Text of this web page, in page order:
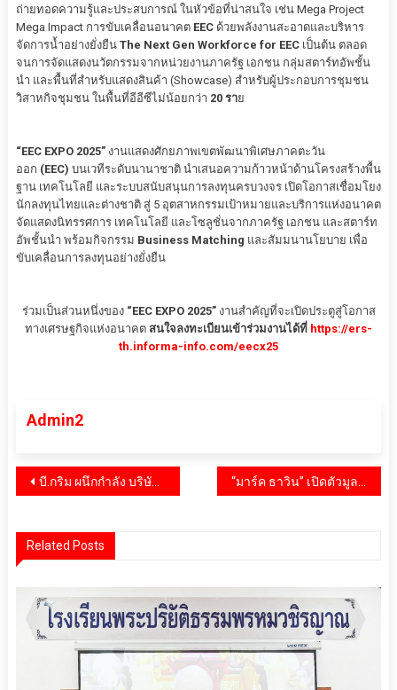
ถ่ายทอดความรู้และประสบการณ์ ในหัวข้อที่น่าสนใจ เช่น Mega Project
Mega Impact การขับเคลื่อนอนาคตEECด้วยพลังงานสะอาดและบริหาร
จัดการน้ำอย่างยั่งยืนThe Next Gen Workforce for EECเป็นต้น ตลอด
จนการจัดแสดงนวัตกรรมจากหน่วยงานภาครัฐ เอกชน กลุ่มสตาร์ทอัพชั้น
นำ และพื้นที่สำหรับแสดงสินค้า (Showcase) สำหรับผู้ประกอบการชุมชน
วิสาหกิจชุมชน ในพื้นที่อีอีซีไม่น้อยกว่า 20 ราย
“EEC EXPO 2025”งานแสดงศักยภาพเขตพัฒนาพิเศษภาคตะวัน
ออก (EEC) บนเวทีระดับนานาชาติ นำเสนอความก้าวหน้าด้านโครงสร้างพื้น
ฐาน เทคโนโลยี และระบบสนับสนุนการลงทุนครบวงจร เปิดโอกาสเชื่อมโยง
นักลงทุนไทยและต่างชาติ สู่ 5 อุตสาหกรรมเป้าหมายและบริการแห่งอนาคต
จัดแสดงนิทรรศการ เทคโนโลยี และโซลูชั่นจากภาครัฐ เอกชน และสตาร์ท
อัพชั้นนำ พร้อมกิจกรรม Business Matching และสัมมนานโยบาย เพื่อ
ขับเคลื่อนการลงทุนอย่างยั่งยืน
ร่วมเป็นส่วนหนึ่งของ“EEC EXPO 2025”งานสำคัญที่จะเปิดประตูสู่โอกาส
ทางเศรษฐกิจแห่งอนาคต สนใจลงทะเบียนเข้าร่วมงานได้ที่ https://ers-
th.informa-info.com/eecx25
Admin2
แนะแนว
บี.กริม ผนึกกำลัง บริษัทสหพัฒนาอินเตอร์โฮลดิ้ง จำกัด (มหาชน) ส่งมอบของใช้จำเป็นผ่านสภากาชาดไทย เพื่อช่วยเหลือผู้ที่ได้รับผลกระทบจากสถานการณ์บริเวณชายแดน ไทย – กัมพูชาและผู้ประสบภัยน้ำท่วมในภาคเหนือ “มาร์ค ธาวิน” เปิดตัวมูลนิธิ “จิตอริยะแห่งปัญญา” ฉลองวันเกิดด้วยการบริจาคเงินให้ “มูลนิธิรามาธิบดี”
Related Posts